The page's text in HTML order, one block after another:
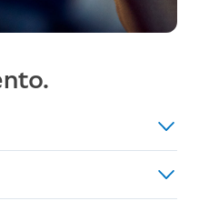
un walkie-talkie,